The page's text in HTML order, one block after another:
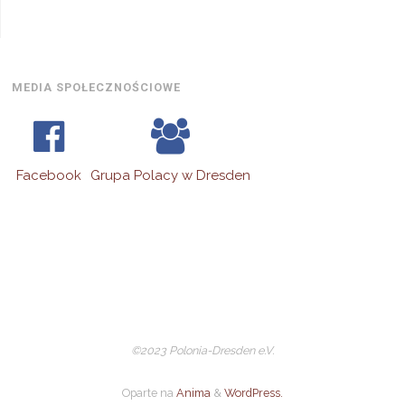
MEDIA SPOŁECZNOŚCIOWE
Facebook Grupa Polacy w Dresden
©2023 Polonia-Dresden e.V.
Oparte na Anima & WordPress.